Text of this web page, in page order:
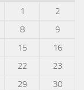
1
2
8
9
15
16
22
23
29
30